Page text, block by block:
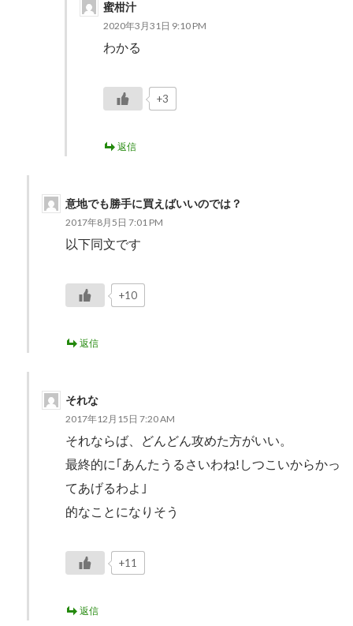
蜜柑汁
2020年3月31日 9:10 PM
わかる
+3
返信
意地でも勝手に買えばいいのでは？
2017年8月5日 7:01 PM
以下同文です
+10
返信
それな
2017年12月15日 7:20 AM
それならば、どんどん攻めた方がいい。
最終的に｢あんたうるさいわね!しつこいからかっ
てあげるわよ｣
的なことになりそう
+11
返信